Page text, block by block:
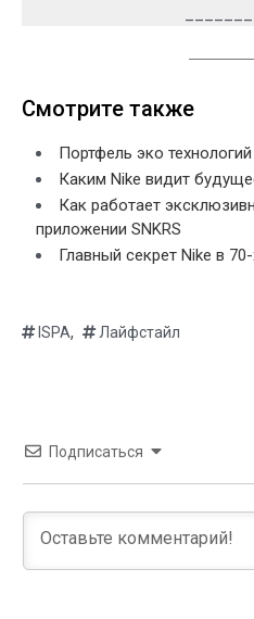
Смотрите также
Портфель эко
Каким Nike видит
Как работает
приложении SNKRS
Главный секрет Nike в
ISPA, Лайфстайл
Подписаться